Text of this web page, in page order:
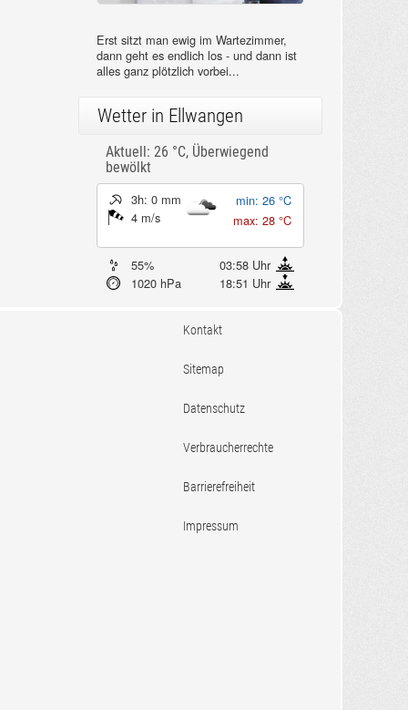
Erst sitzt man ewig im Wartezimmer,
dann geht es endlich los - und dann ist
alles ganz plötzlich vorbei...
Wetter in Ellwangen
Aktuell: 26 °C, Überwiegend
bewölkt
3h: 0 mm
4 m/s
min: 26 °C
max: 28 °C
55%
03:58 Uhr
1020 hPa
18:51 Uhr
Kontakt
Sitemap
Datenschutz
Verbraucherrechte
Barrierefreiheit
Impressum